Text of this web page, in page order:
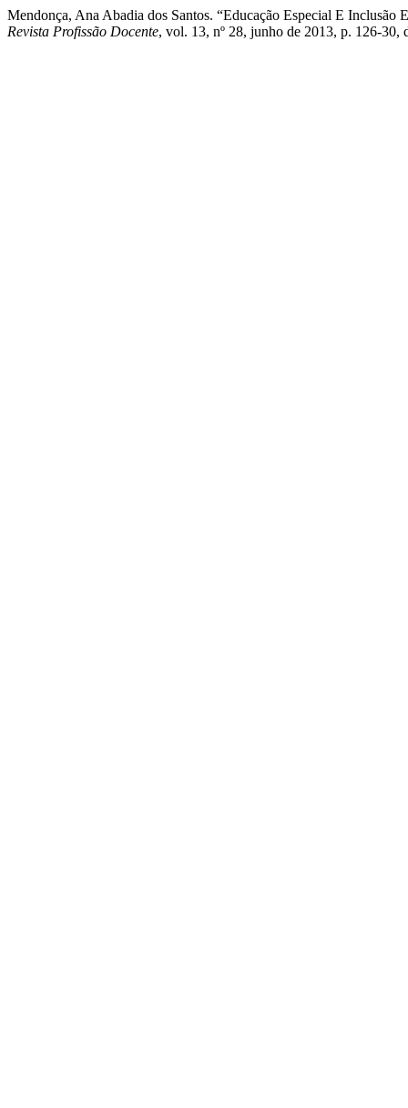
Mendonça, Ana Abadia dos Santos. “Educação Especial E
Revista Profissão Docente, vol. 13, nº 28, junho de 2013, p. 126-